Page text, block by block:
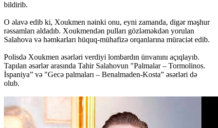
bildirib.
O əlavə edib ki, Xoukmen nəinki onu, eyni zamanda, digər məşhur
rəssamları aldadıb. Xoukmendən pulları gözləməkdən yorulan
Salahova və həmkarları hüquq-mühafizə orqanlarına müraciət edib.
Polisdə Xoukmen əsərləri verdiyi lombardın ünvanını açıqlayıb.
Tapılan əsərlər arasında Tahir Salahovun "Palmalar – Tormolinos.
İspaniya” və "Gecə palmaları – Benalmaden-Kosta” əsərləri də
olub.